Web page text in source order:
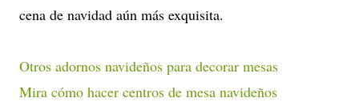
cena de navidad aún más exquisita.
Otros adornos navideños para decorar mesas
Mira cómo hacer centros de mesa navideños